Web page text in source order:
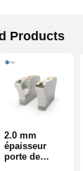
Products
2.0 mm
épaisseur
porte de